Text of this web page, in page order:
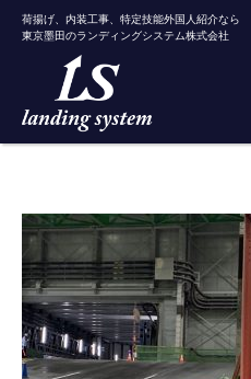
荷揚げ、内装工事、特定技能外国人紹介なら
東京墨田のランディングシステム株式会社